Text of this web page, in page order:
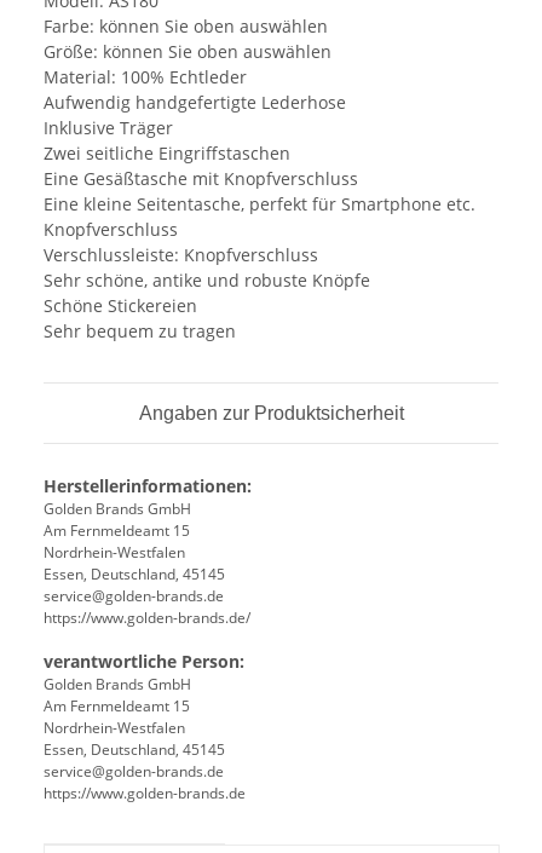
Farbe: können Sie oben auswählen
Größe: können Sie oben auswählen
Material: 100% Echtleder
Aufwendig handgefertigte Lederhose
Inklusive Träger
Zwei seitliche Eingriffstaschen
Eine Gesäßtasche mit Knopfverschluss
Eine kleine Seitentasche, perfekt für Smartphone etc.
Knopfverschluss
Verschlussleiste: Knopfverschluss
Sehr schöne, antike und robuste Knöpfe
Schöne Stickereien
Sehr bequem zu tragen
Angaben zur Produktsicherheit
Herstellerinformationen:
Golden Brands GmbH
Am Fernmeldeamt 15
Nordrhein-Westfalen
Essen, Deutschland, 45145
service@golden-brands.de
https://www.golden-brands.de/
verantwortliche Person:
Golden Brands GmbH
Am Fernmeldeamt 15
Nordrhein-Westfalen
Essen, Deutschland, 45145
service@golden-brands.de
https://www.golden-brands.de